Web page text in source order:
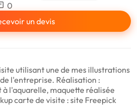
0
un devis
utilisant une de mes illustrations
l'entreprise. Réalisation :
l'aquarelle, maquette réalisée
carte de visite : site Freepick